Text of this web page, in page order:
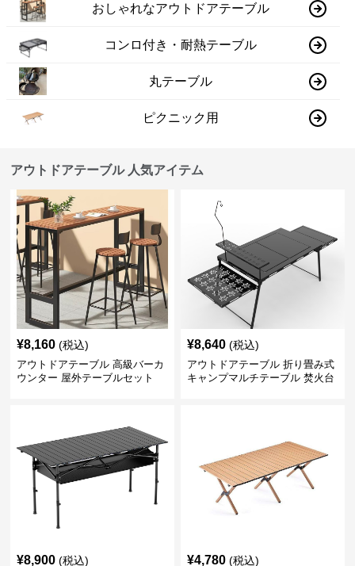
おしゃれなアウトドアテーブル
コンロ付き・耐熱テーブル
丸テーブル
ピクニック用
アウトドアテーブル 人気アイテム
¥8,160 (税込)
アウトドアテーブル 高級バーカ
ウンター 屋外テーブルセット
¥8,640 (税込)
アウトドアテーブル 折り畳み式
キャンプマルチテーブル 焚火台
¥8,900 (税込) ¥4,780 (税込)